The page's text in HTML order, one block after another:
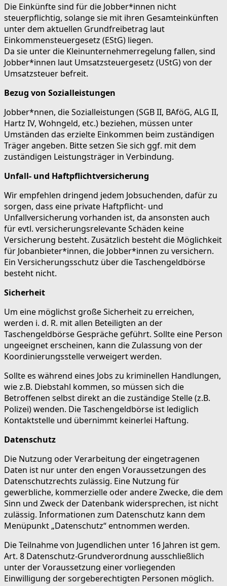
Die Einkünfte sind für die Jobber*innen nicht
steuerpflichtig, solange sie mit ihren Gesamteinkünften
unter dem aktuellen Grundfreibetrag laut
Einkommensteuergesetz (EStG) liegen.
Da sie unter die Kleinunternehmerregelung fallen, sind
Jobber*innen laut Umsatzsteuergesetz (UStG) von der
Umsatzsteuer befreit.
Bezug von Sozialleistungen
Jobber*nnen, die Sozialleistungen (SGB II, BAföG, ALG II,
Hartz IV, Wohngeld, etc.) beziehen, müssen unter
Umständen das erzielte Einkommen beim zuständigen
Träger angeben. Bitte setzen Sie sich ggf. mit dem
zuständigen Leistungsträger in Verbindung.
Unfall- und Haftpflichtversicherung
Wir empfehlen dringend jedem Jobsuchenden, dafür zu
sorgen, dass eine private Haftpflicht- und
Unfallversicherung vorhanden ist, da ansonsten auch
für evtl. versicherungsrelevante Schäden keine
Versicherung besteht. Zusätzlich besteht die Möglichkeit
für Jobanbieter*innen, die Jobber*innen zu versichern.
Ein Versicherungsschutz über die Taschengeldbörse
besteht nicht.
Sicherheit
Um eine möglichst große Sicherheit zu erreichen,
werden i. d. R. mit allen Beteiligten an der
Taschengeldbörse Gespräche geführt. Sollte eine Person
ungeeignet erscheinen, kann die Zulassung von der
Koordinierungsstelle verweigert werden.
Sollte es während eines Jobs zu kriminellen Handlungen,
wie z.B. Diebstahl kommen, so müssen sich die
Betroffenen selbst direkt an die zuständige Stelle (z.B.
Polizei) wenden. Die Taschengeldbörse ist lediglich
Kontaktstelle und übernimmt keinerlei Haftung.
Datenschutz
Die Nutzung oder Verarbeitung der eingetragenen
Daten ist nur unter den engen Voraussetzungen des
Datenschutzrechts zulässig. Eine Nutzung für
gewerbliche, kommerzielle oder andere Zwecke, die dem
Sinn und Zweck der Datenbank widersprechen, ist nicht
zulässig. Informationen zum Datenschutz kann dem
Menüpunkt „Datenschutz“ entnommen werden.
Die Teilnahme von Jugendlichen unter 16 Jahren ist gem.
Art. 8 Datenschutz-Grundverordnung ausschließlich
unter der Voraussetzung einer vorliegenden
Einwilligung der sorgeberechtigten Personen möglich.